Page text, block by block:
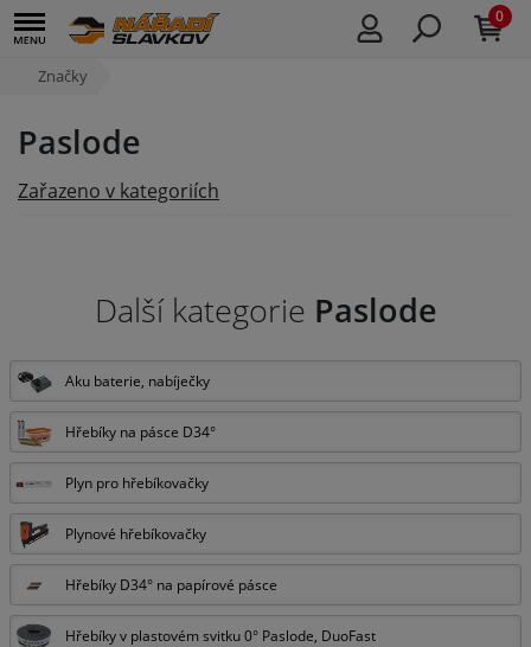
0
Značky
Paslode
Zařazeno v kategoriích
Další kategorie Paslode
Aku baterie, nabíječky
Hřebíky na pásce D34°
Plyn pro hřebíkovačky
Plynové hřebíkovačky
Hřebíky D34° na papírové pásce
Hřebíky v plastovém svitku 0° Paslode, DuoFast